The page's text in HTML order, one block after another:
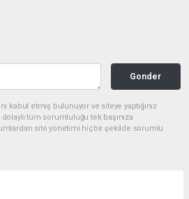
Gonder
kabul etmiş bulunuyor ve siteye yaptığınız
tüm sorumluluğu tek başınıza
site yönetimi hiçbir şekilde sorumlu